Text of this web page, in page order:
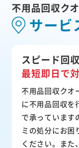
不用品回収ク
サービ
スピード回収
最短即日で
不用品回収クオ
に不用品回収を
で承っています
ミの処分にお困
ください。また